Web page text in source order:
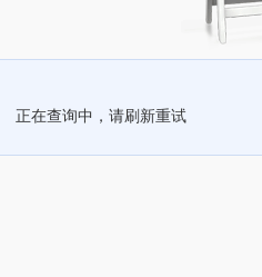
正在查询中，请刷新重试